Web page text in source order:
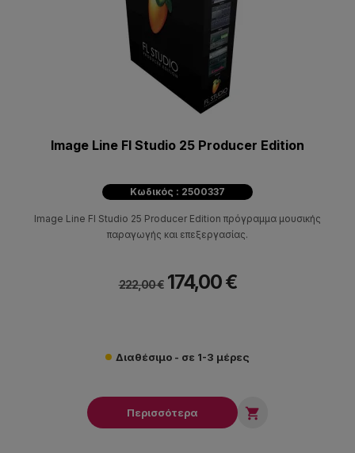
Image Line Fl Studio 25 Producer Edition
Κωδικός : 2500337
Image Line Fl Studio 25 Producer Edition πρόγραμμα μουσικής
παραγωγής και επεξεργασίας.
222,00 € 174,00 €
Διαθέσιμο - σε 1-3 μέρες
Περισσότερα 